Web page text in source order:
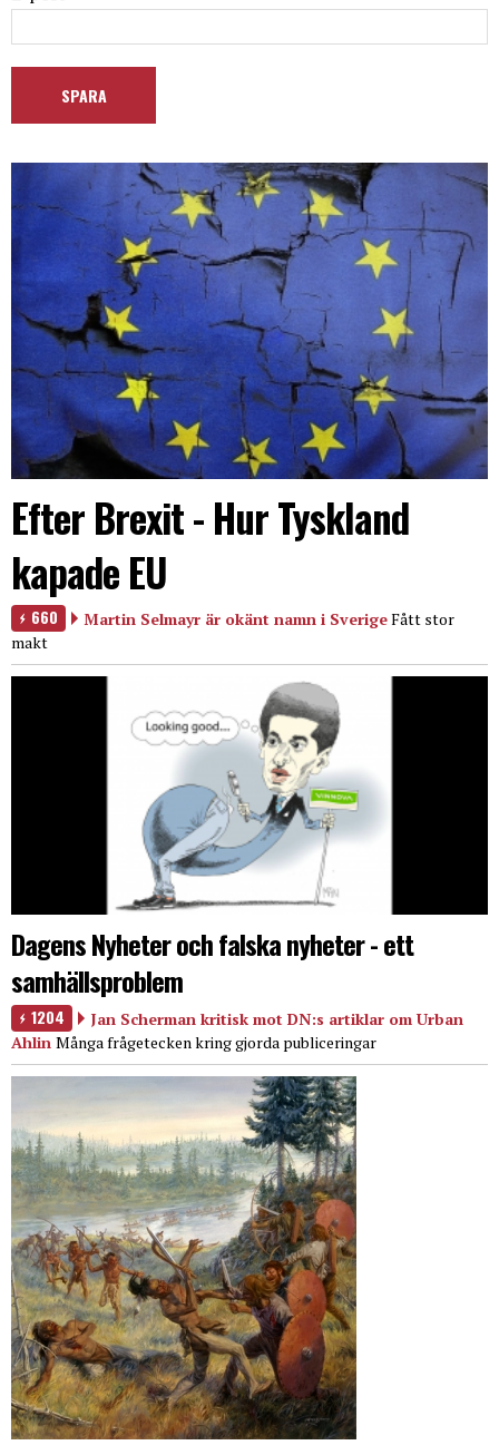
Efter Brexit - Hur Tyskland
kapade EU
660 Martin Selmayr är okänt namn i SverigeFått stor
makt
Dagens Nyheter och falska nyheter - ett
samhällsproblem
1204
Jan Scherman kritisk mot DN:s artiklar om Urban
Ahlin Många frågetecken kring gjorda publiceringar